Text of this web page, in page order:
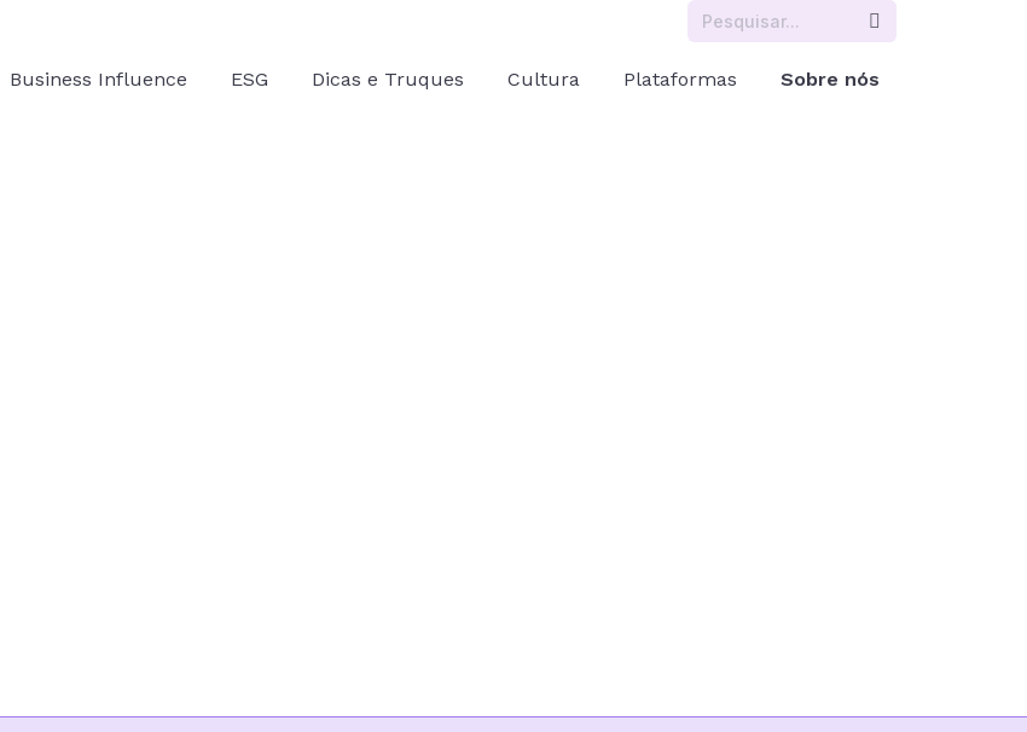
Business Influence ESG Dicas e Truques Cultura Plataformas Sobre nós